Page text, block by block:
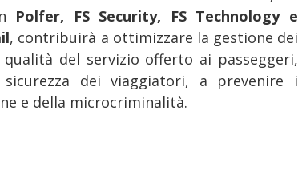
Polfer, FS Security, FS Technology e
, contribuirà a ottimizzare la gestione dei
del servizio offerto ai passeggeri,
dei viaggiatori, a prevenire i
e della microcriminalità.